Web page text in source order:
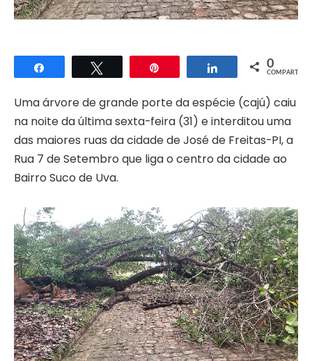
Compartilhar Compartilhar
0
COMPART.
Uma árvore de grande porte da espécie (cajú) caiu
na noite da última sexta-feira (31) e interditou uma
das maiores ruas da cidade de José de Freitas-PI, a
Rua 7 de Setembro que liga o centro da cidade ao
Bairro Suco de Uva.